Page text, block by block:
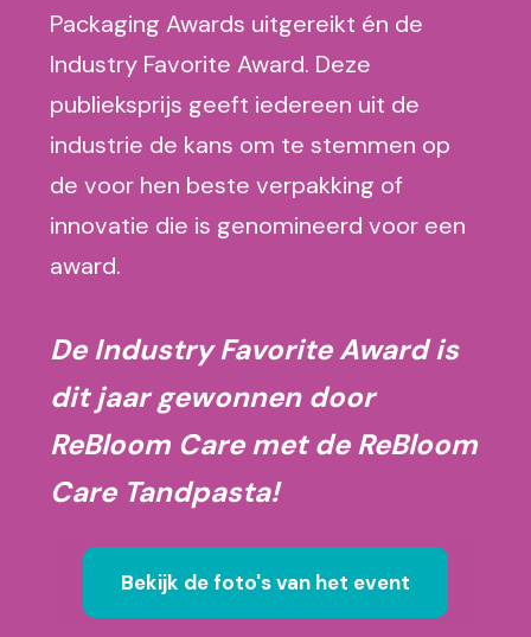
Packaging Awards uitgereikt én de
Industry Favorite Award. Deze
publieksprijs geeft iedereen uit de
industrie de kans om te stemmen op
de voor hen beste verpakking of
innovatie die is genomineerd voor een
award.
De Industry Favorite Award is
dit jaar gewonnen door
ReBloom Care met de ReBloom
Care Tandpasta!
Bekijk de foto's van het event